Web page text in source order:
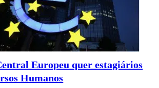
Europeu quer estagiários
Humanos